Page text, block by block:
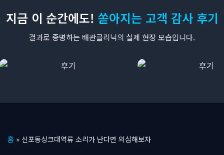
지금 이 순간에도! 쏟아지는 고객 감사 후기
결과로 증명하는 배관클리닉의 실제 현장 모습입니다.
텐
홈 » 신포동싱크대역류 소리가 난다면 의심해보자